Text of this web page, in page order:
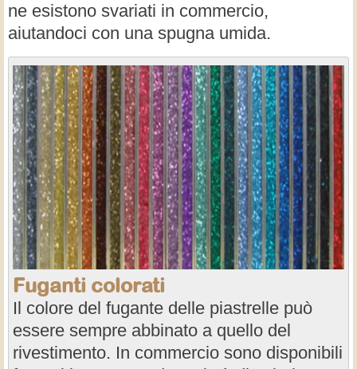
ne esistono svariati in commercio,
aiutandoci con una spugna umida.
Fuganti colorati
Il colore del fugante delle piastrelle può
essere sempre abbinato a quello del
rivestimento. In commercio sono disponibili